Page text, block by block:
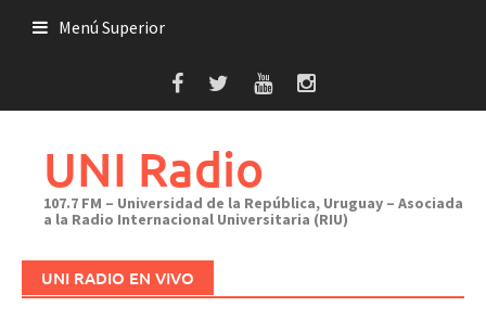
Menú Superior
UNI Radio
107.7 FM – Universidad de la República, Uruguay – Asociada
a la Radio Internacional Universitaria (RIU)
UNI RADIO EN VIVO